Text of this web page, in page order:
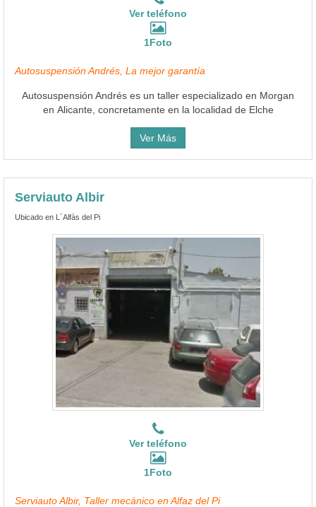
Ver teléfono
1Foto
Autosuspensión Andrés, La mejor garantía
Autosuspensión Andrés es un taller especializado en Morgan
en Alicante, concretamente en la localidad de Elche
Ver Más
Serviauto Albir
Ubicado en L´Alfàs del Pi
Ver teléfono
1Foto
Serviauto Albir, Taller mecánico en Alfaz del Pi